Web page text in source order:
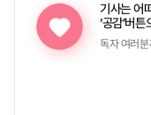
기사는 어
‘공감’버
독자 여러